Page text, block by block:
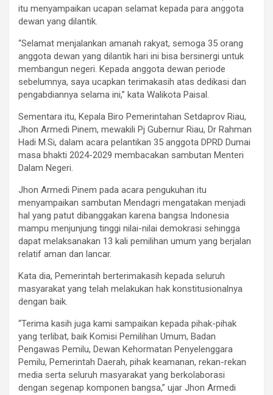
itu menyampaikan ucapan selamat kepada para anggota
dewan yang dilantik.
“Selamat menjalankan amanah rakyat, semoga 35 orang
anggota dewan yang dilantik hari ini bisa bersinergi untuk
membangun negeri. Kepada anggota dewan periode
sebelumnya, saya ucapkan terimakasih atas dedikasi dan
pengabdiannya selama ini,” kata Walikota Paisal.
Sementara itu, Kepala Biro Pemerintahan Setdaprov Riau,
Jhon Armedi Pinem, mewakili Pj Gubernur Riau, Dr Rahman
Hadi M.Si, dalam acara pelantikan 35 anggota DPRD Dumai
masa bhakti 2024-2029 membacakan sambutan Menteri
Dalam Negeri.
Jhon Armedi Pinem pada acara pengukuhan itu
menyampaikan sambutan Mendagri mengatakan menjadi
hal yang patut dibanggakan karena bangsa Indonesia
mampu menjunjung tinggi nilai-nilai demokrasi sehingga
dapat melaksanakan 13 kali pemilihan umum yang berjalan
relatif aman dan lancar.
Kata dia, Pemerintah berterimakasih kepada seluruh
masyarakat yang telah melakukan hak konstitusionalnya
dengan baik.
“Terima kasih juga kami sampaikan kepada pihak-pihak
yang terlibat, baik Komisi Pemilihan Umum, Badan
Pengawas Pemilu, Dewan Kehormatan Penyelenggara
Pemilu, Pemerintah Daerah, pihak keamanan, rekan-rekan
media serta seluruh masyarakat yang berkolaborasi
dengan segenap komponen bangsa,” ujar Jhon Armedi